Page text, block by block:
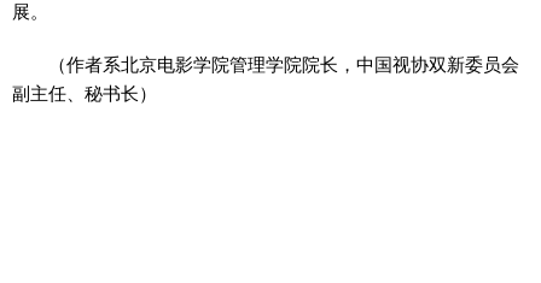
展。
（作者系北京电影学院管理学院院长，中国视协双新委员会
副主任、秘书长）